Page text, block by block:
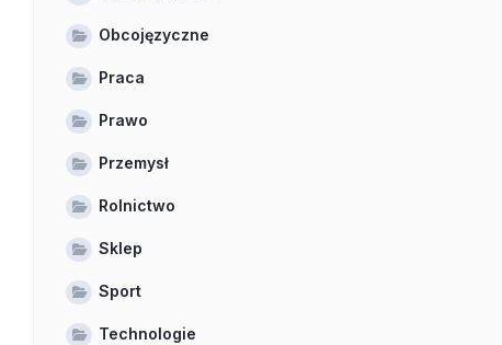
Obcojęzyczne
Praca
Prawo
Przemysł
Rolnictwo
Sklep
Sport
Technologie